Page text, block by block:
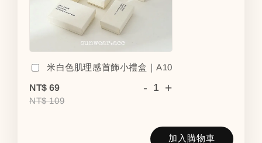
米白色肌理感首飾小禮盒｜A10
NT$ 69
NT$ 109
- +
加入購物車